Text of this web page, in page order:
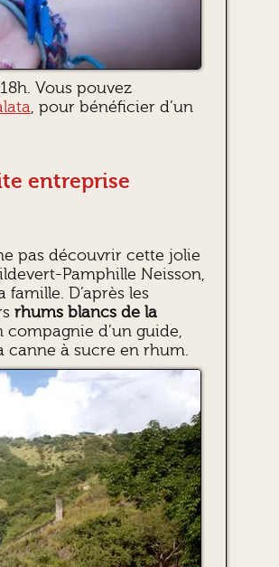
Vous pouvez
, pour bénéficier d’un
entreprise
pas découvrir cette jolie
Pamphille Neisson,
D’après les
rhums blancs de la
compagnie d’un guide,
canne à sucre en rhum.